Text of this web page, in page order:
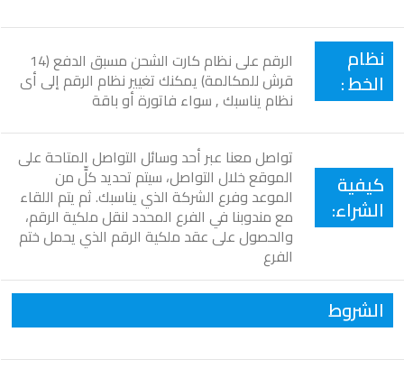
نظام
الخط :
الرقم على نظام كارت الشحن مسبق الدفع (14
قرش للمكالمة) يمكنك تغيير نظام الرقم إلى أى
نظام يناسبك , سواء فاتورة أو باقة
كيفية
الشراء:
تواصل معنا عبر أحد وسائل التواصل المتاحة على
الموقع خلال التواصل، سيتم تحديد كلٍّ من
الموعد وفرع الشركة الذي يناسبك. ثم يتم اللقاء
مع مندوبنا في الفرع المحدد لنقل ملكية الرقم،
والحصول على عقد ملكية الرقم الذي يحمل ختم
الفرع
الشروط